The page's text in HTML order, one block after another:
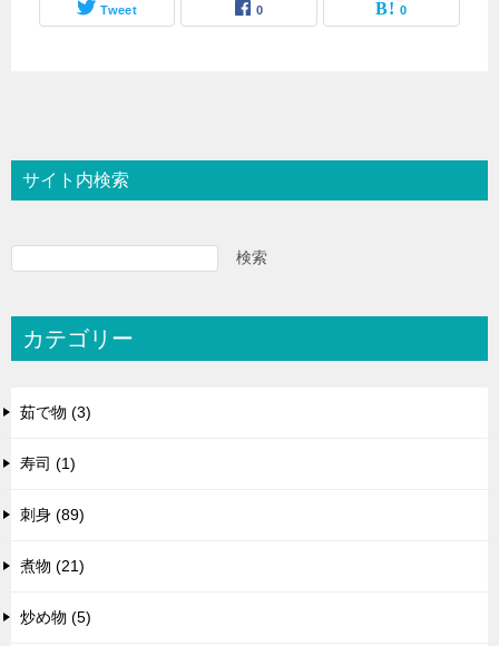
Tweet 0 0
サイト内検索
検索
カテゴリー
茹で物 (3)
寿司 (1)
刺身 (89)
煮物 (21)
炒め物 (5)